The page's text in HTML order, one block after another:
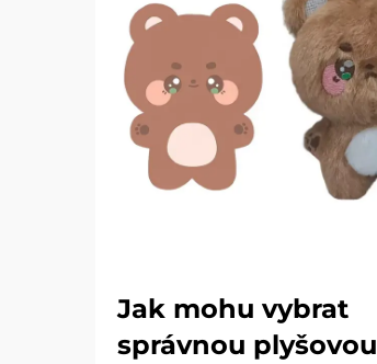
Jak mohu vybrat
správnou plyšovou